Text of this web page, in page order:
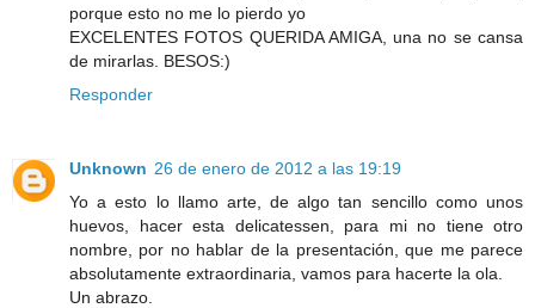
porque esto no me lo pierdo yo
EXCELENTES FOTOS QUERIDA AMIGA, una no se cansa
de mirarlas. BESOS:)
Responder
Unknown 26 de enero de 2012 a las 19:19
Yo a esto lo llamo arte, de algo tan sencillo como unos
huevos, hacer esta delicatessen, para mi no tiene otro
nombre, por no hablar de la presentación, que me parece
absolutamente extraordinaria, vamos para hacerte la ola.
Un abrazo.